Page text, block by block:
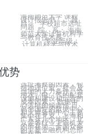
海南师范大学 课程
设计报告书 题
目： 学校超市选址
问题
院 系： 海南
师范大学计算机科学
与教育技术系
专业班级：
计算机科学与技术
势
选址考察的因素，包
括地理位置、社会及
当地的人力条件、当
地水、电、气的配套
设施和建设和运营的
成本因素。 数据中
心选址的倾向性 目
前全国性的数据中心
和灾难备份中心主要
集中在北京、上海和
广东这几个地区，北
京是各行业主管机关
的所在地，全国众多
的主要金融机构总部